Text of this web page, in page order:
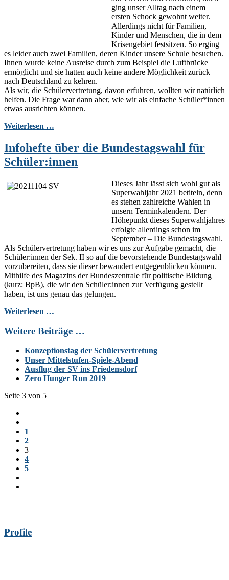
ging unser Alltag nach einem
ersten Schock gewohnt weiter.
Allerdings nicht für Familien,
Kinder und Menschen, die in dem
Krisengebiet festsitzen. So erging
es leider auch zwei Familien, deren Kinder unsere Schule besuchen.
Ihnen wurde keine Ausreise durch zum Beispiel die Luftbrücke
ermöglicht und sie hatten auch keine andere Möglichkeit zurück
nach Deutschland zu kehren.
Als wir, die Schülervertretung, davon erfuhren, wollten wir natürlich
helfen. Die Frage war dann aber, wie wir als einfache Schüler*innen
etwas ausrichten können.
Weiterlesen …
Infohefte über die Bundestagswahl für
Schüler:innen
Dieses Jahr lässt sich wohl gut als
Superwahljahr 2021 betiteln, denn
es stehen zahlreiche Wahlen in
unsern Terminkalendern. Der
Höhepunkt dieses Superwahljahres
erfolgte allerdings schon im
September – Die Bundestagswahl.
Als Schülervertretung haben wir es uns zur Aufgabe gemacht, die
Schüler:innen der Sek. II so auf die bevorstehende Bundestagswahl
vorzubereiten, dass sie dieser bewandert entgegenblicken können.
Mithilfe des Magazins der Bundeszentrale für politische Bildung
(kurz: BpB), die wir den Schüler:innen zur Verfügung gestellt
haben, ist uns genau das gelungen.
Weiterlesen …
Weitere Beiträge …
Konzeptionstag der Schülervertretung
Unser Mittelstufen-Spiele-Abend
Ausflug der SV ins Friedensdorf
Zero Hunger Run 2019
Seite 3 von 5
1
2
3
4
5
Profile